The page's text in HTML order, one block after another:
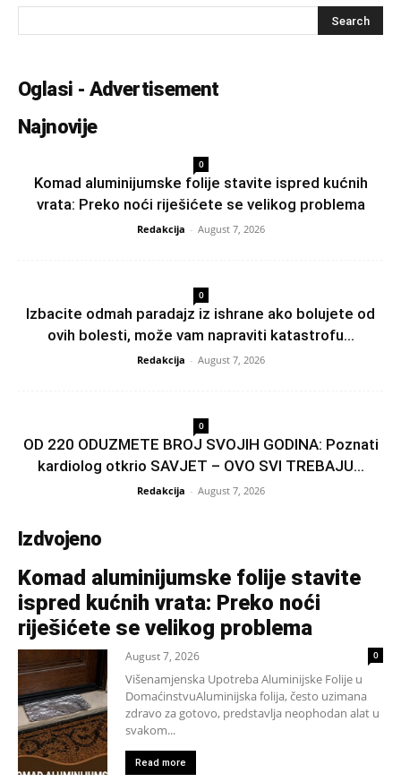
Oglasi - Advertisement
Najnovije
0
Komad aluminijumske folije stavite ispred kućnih
vrata: Preko noći riješićete se velikog problema
Redakcija - August 7, 2026
0
Izbacite odmah paradajz iz ishrane ako bolujete od
ovih bolesti, može vam napraviti katastrofu...
Redakcija - August 7, 2026
0
OD 220 ODUZMETE BROJ SVOJIH GODINA: Poznati
kardiolog otkrio SAVJET – OVO SVI TREBAJU...
Redakcija - August 7, 2026
Izdvojeno
Komad aluminijumske folije stavite
ispred kućnih vrata: Preko noći
riješićete se velikog problema
August 7, 2026 0
Višenamjenska Upotreba Aluminijske Folije u
DomaćinstvuAluminijska folija, često uzimana
zdravo za gotovo, predstavlja neophodan alat u
svakom...
Read more